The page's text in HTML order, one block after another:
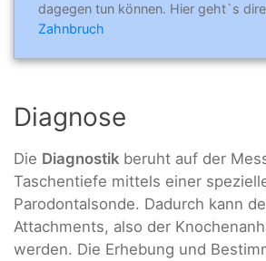
dagegen tun können. Hier geht`s
Zahnbruch
Diagnose
Die Diagnostik beruht auf der
Taschentiefe mittels einer
Parodontalsonde. Dadurch kann
Attachments, also der
werden. Die Erhebung und